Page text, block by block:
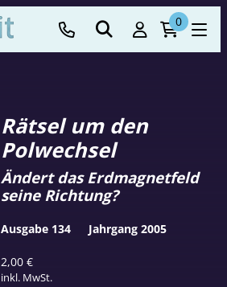
0
Rätsel um den
Polwechsel
2,00€
inkl. MwSt.
Ändert das Erdmagnetfeld
seine Richtung?
Ausgabe 134 Jahrgang 2005